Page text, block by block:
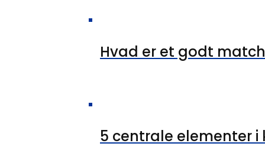
Hvad er et godt
5 centrale elementer i